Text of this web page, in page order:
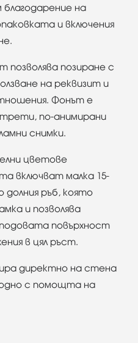
на
и включения
позиране с
на реквизит и
Фонът е
по-анимирани
снимки.
цветове
включват малка 15-
ръб, която
и позволява
повърхност
в цял ръст.
директно на стена
с помощта на